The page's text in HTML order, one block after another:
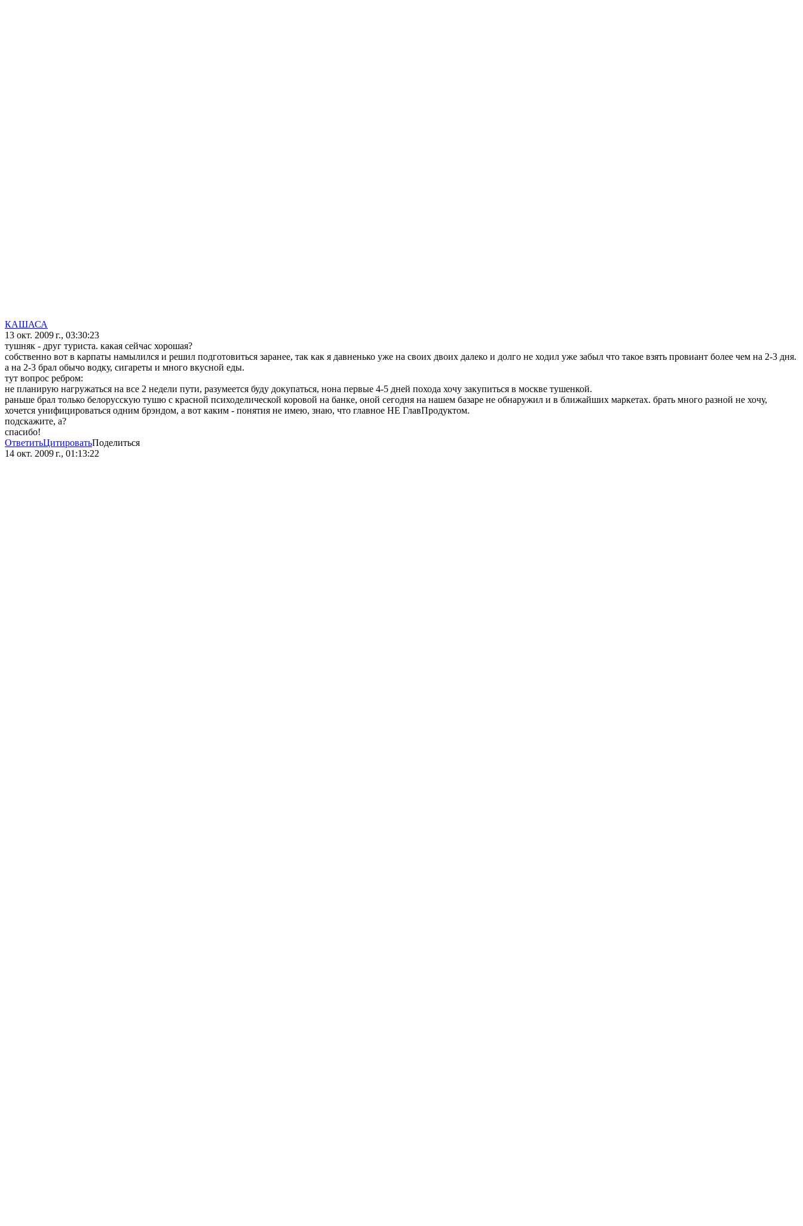
КАШАСА
13 окт. 2009 г., 03:30:23
тушняк - друг туриста. какая сейчас хорошая?
собственно вот в карпаты намылился и решил подготовиться заранее, так как я давненько уже на своих двоих далеко и долго не ходил уже забыл что такое взять провиант более чем на 2-3 дня.
а на 2-3 брал обычо водку, сигареты и много вкусной еды.
тут вопрос ребром:
не планирую нагружаться на все 2 недели пути, разумеется буду докупаться, нона первые 4-5 дней похода хочу закупиться в москве тушенкой.
раньше брал только белорусскую тушю с красной психоделической коровой на банке, оной сегодня на нашем базаре не обнаружил и в ближайших маркетах. брать много разной не хочу,
хочется унифицироваться одним брэндом, а вот каким - понятия не имею, знаю, что главное НЕ ГлавПродуктом.
подскажите, а?
спасибо!
ОтветитьЦитироватьПоделиться
14 окт. 2009 г., 01:13:22